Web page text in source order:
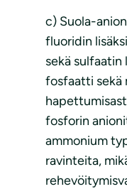
c) Suola-
fluoridin
sekä sulfaatin
fosfaatti sekä
fosforin
ammonium
ravinteita,